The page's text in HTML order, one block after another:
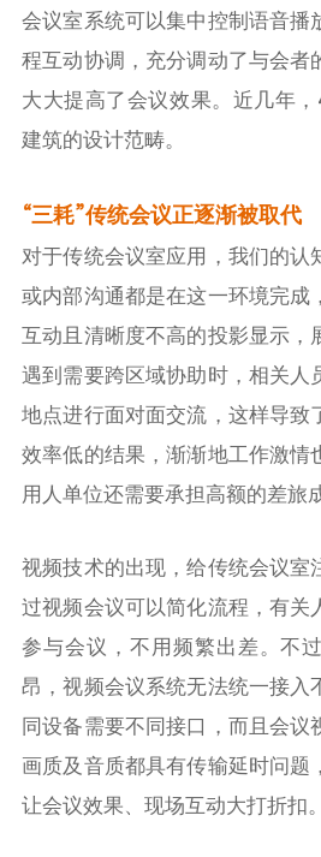
会议室系统可以集中控制语音播
程互动协调，充分调动了与会者
大大提高了会议效果。近几年，
建筑的设计范畴。
“三耗”传统会议正逐渐被取代
对于传统会议室应用，我们的认
或内部沟通都是在这一环境完成
互动且清晰度不高的投影显示，
遇到需要跨区域协助时，相关人
地点进行面对面交流，这样导致
效率低的结果，渐渐地工作激情
用人单位还需要承担高额的差旅
视频技术的出现，给传统会议室
过视频会议可以简化流程，有关
参与会议，不用频繁出差。不
昂，视频会议系统无法统一接入
同设备需要不同接口，而且会议
画质及音质都具有传输延时问题
让会议效果、现场互动大打折扣。